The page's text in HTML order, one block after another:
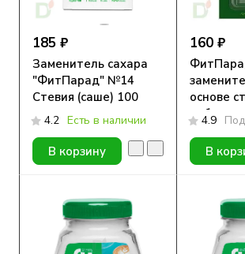
185 ₽
Заменитель сахара
"ФитПарад" №14
Стевия (саше) 100
штук
4.2 Есть в наличии
В корзину
160 ₽
основе
таблеток
4.9
В